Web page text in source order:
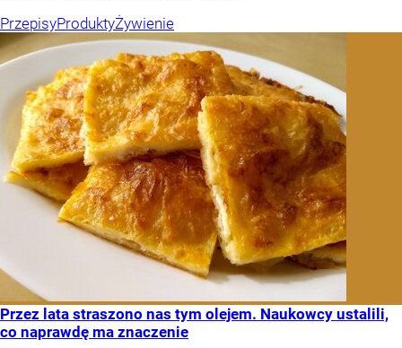
PrzepisyProduktyŻywienie
Przez lata straszono nas tym olejem. Naukowcy ustalili,
co naprawdę ma znaczenie